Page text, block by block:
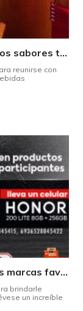
¡Celebre las Fiestas de Quito con estos sabores típicos!
reunirse con
Llegaron los MaxiDays: Ahorre en sus marcas favoritas
brindarle
un increíble